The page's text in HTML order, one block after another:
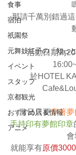
食事
宿泊
祇園祭
元舞妓紅子の「知っ
イベント
スタッフ
京都観光
おすすめ店＆情報
アニメ
那請千萬別錯過這
活動日期為
於HOTEL
當日只要穿著
手持印有夢館印章
會
就能享有原價